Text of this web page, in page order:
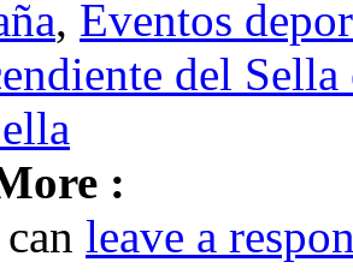
, Eventos
del Sella
:
leave a